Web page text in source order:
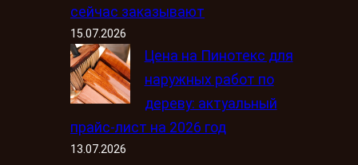
сейчас заказывают
15.07.2026
Цена на Пинотекс для
наружных работ по
дереву: актуальный
прайс-лист на 2026 год
13.07.2026